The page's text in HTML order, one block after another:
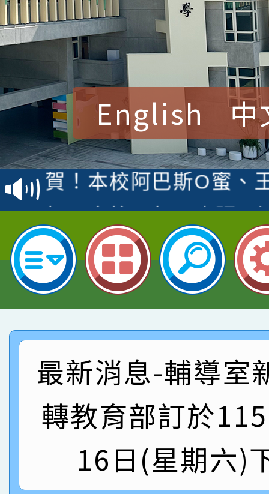
English 中
賀！本校參加桃園市中
賽 洪綺君教師榮獲社
名
賀！本校阿巴斯O蜜、
倩參加桃園市科展 國
名 指導老師王老師、
賀！本校四年二班張O
園市英語競賽國小朗讀
指導老師林老師
賀！本校參加桃園市中
賽 劉文瑛教師榮獲教
臺灣台語-第二名
賀！本校參與2026世
市賽榮獲科學小創客佳
創客第三名。
賀！本校參加桃園市中
賽 洪綺君教師榮獲社
名
賀！本校阿巴斯O蜜、
倩參加桃園市科展 國
名 指導老師王老師、
賀！本校四年二班張O
園市英語競賽國小朗讀
指導老師林老師
賀！本校參加桃園市中
賽 劉文瑛教師榮獲教
臺灣台語-第二名
賀！本校參與2026世
市賽榮獲科學小創客佳
最新消息-輔導室
轉教育部訂於
16日(星期六)